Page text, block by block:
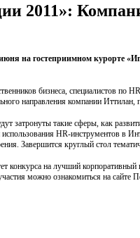
2011»:
на гостеприимном
бизнеса, специалистов
направления компании
затронуты такие сферы, как
HR-инструментов в
Завершится круглый стол
на лучший
можно ознакомиться на сайте